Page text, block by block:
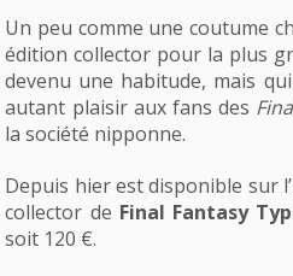
Un peu comme une coutume
édition collector pour la plus
devenu une habitude, mais
autant plaisir aux fans des
la société nipponne.
Depuis hier est disponible sur l’
collector de Final Fantasy
soit 120 €.